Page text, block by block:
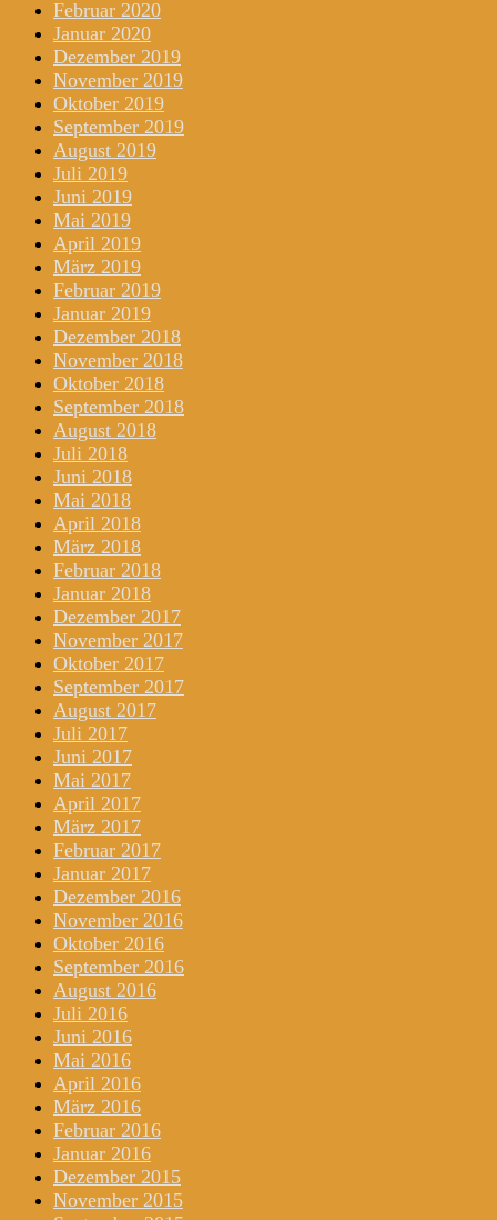
Februar 2020
Januar 2020
Dezember 2019
November 2019
Oktober 2019
September 2019
August 2019
Juli 2019
Juni 2019
Mai 2019
April 2019
März 2019
Februar 2019
Januar 2019
Dezember 2018
November 2018
Oktober 2018
September 2018
August 2018
Juli 2018
Juni 2018
Mai 2018
April 2018
März 2018
Februar 2018
Januar 2018
Dezember 2017
November 2017
Oktober 2017
September 2017
August 2017
Juli 2017
Juni 2017
Mai 2017
April 2017
März 2017
Februar 2017
Januar 2017
Dezember 2016
November 2016
Oktober 2016
September 2016
August 2016
Juli 2016
Juni 2016
Mai 2016
April 2016
März 2016
Februar 2016
Januar 2016
Dezember 2015
November 2015